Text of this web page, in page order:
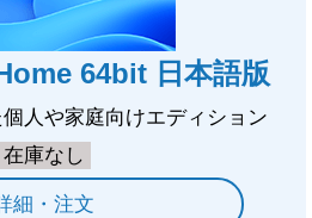
64bit 日本語版
人や家庭向けエディション
在庫なし
細・注文